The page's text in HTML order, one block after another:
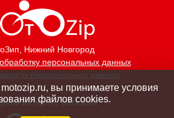
, Нижний Новгород
персональных данных
персональных данных
интернет магазина
вы принимаете условия
файлов cookies.